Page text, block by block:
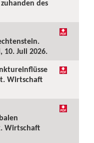
des
10. Juli 2026.
Wirtschaft
Wirtschaft